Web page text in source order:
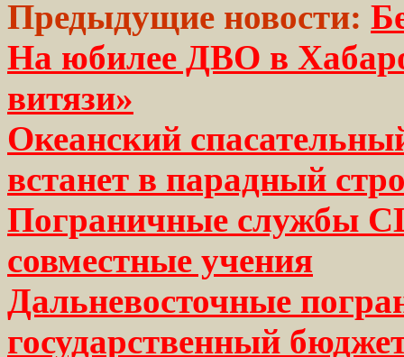
Предыдущие новости:
На юбилее ДВО в
витязи»
Океанский
встанет в парадный
Пограничные службы
совместные учения
Дальневосточные
государственный